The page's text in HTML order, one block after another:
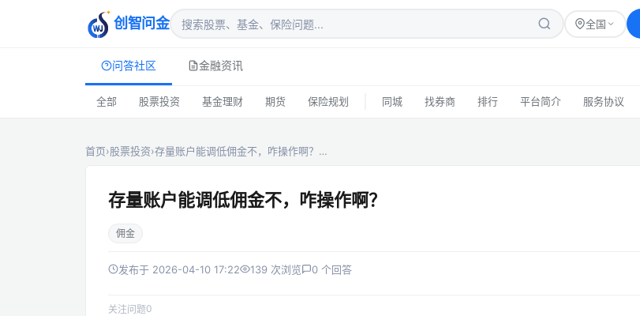
创智问金 全国
问答社区 金融资讯
全部 股票投资 基金理财 期货 保险规划 同城 找券商 排行 平台简介 服务协议
首页›股票投资›存量账户能调低佣金不，咋操作啊？…
存量账户能调低佣金不，咋操作啊？
佣金
发布于 2026-04-10 17:22 139 次浏览 0 个回答
关注问题0